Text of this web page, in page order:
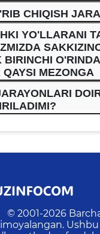
CHIQISH
YO'LLARANI
MEZONGA
© 2001-2026